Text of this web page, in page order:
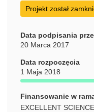
oknie)
Projekt został
Data podpisania
20 Marca 2017
Data rozpoczęcia
1 Maja 2018
Finansowanie w
EXCELLENT